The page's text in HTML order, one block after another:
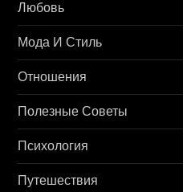
Любовь
Мода И Стиль
Отношения
Полезные Советы
Психология
Путешествия